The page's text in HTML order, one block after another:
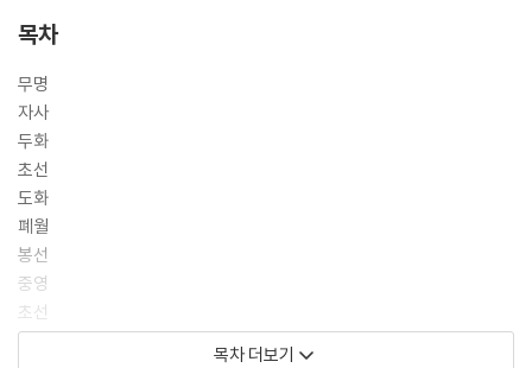
목차
무명
자사
두화
초선
도화
폐월
봉선
중영
초선
나
목차 더보기